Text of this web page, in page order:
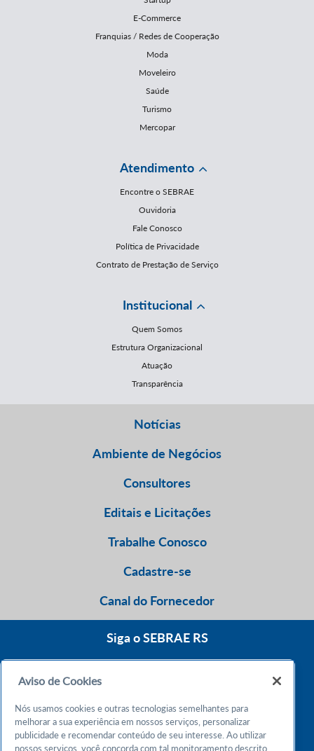
E-Commerce
Franquias / Redes de Cooperação
Moda
Moveleiro
Saúde
Turismo
Mercopar
Atendimento
Encontre o SEBRAE
Ouvidoria
Fale Conosco
Política de Privacidade
Contrato de Prestação de Serviço
Institucional
Quem Somos
Estrutura Organizacional
Atuação
Transparência
Notícias
Ambiente de Negócios
Consultores
Editais e Licitações
Trabalhe Conosco
Cadastre-se
Canal do Fornecedor
Siga o SEBRAE RS
Atendimento 24h
Aviso de Cookies
Nós usamos cookies e outras tecnologias semelhantes para
melhorar a sua experiência em nossos serviços, personalizar
publicidade e recomendar conteúdo de seu interesse. Ao utilizar
nossos serviços, você concorda com tal monitoramento descrito